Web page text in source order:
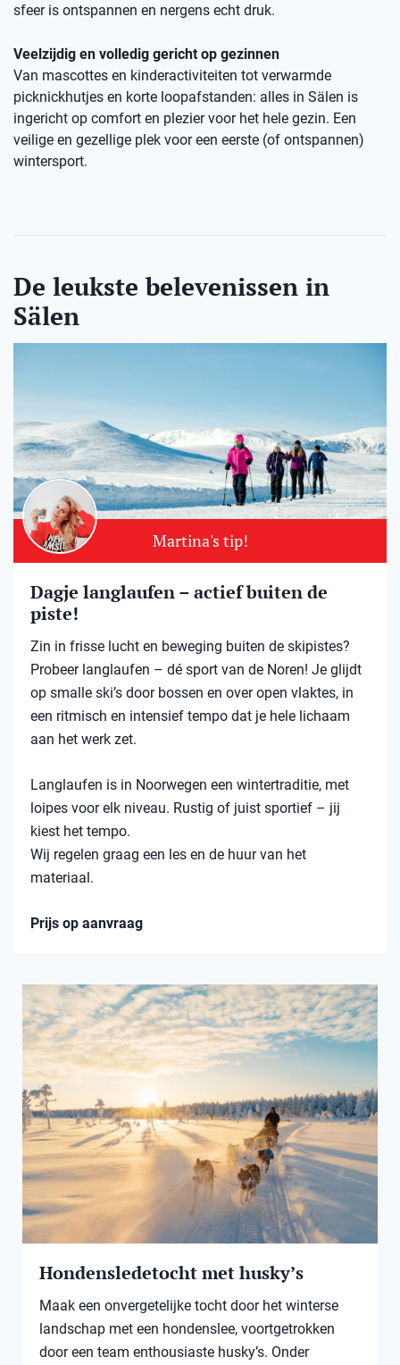
sfeer is ontspannen en nergens echt druk.
Veelzijdig en volledig gericht op gezinnen
Van mascottes en kinderactiviteiten tot verwarmde
picknickhutjes en korte loopafstanden: alles in Sälen is
ingericht op comfort en plezier voor het hele gezin. Een
veilige en gezellige plek voor een eerste (of ontspannen)
wintersport.
De leukste belevenissen in
Sälen
Martina's tip!
Dagje langlaufen – actief buiten de
piste!
Zin in frisse lucht en beweging buiten de skipistes?
Probeer langlaufen – dé sport van de Noren! Je glijdt
op smalle ski’s door bossen en over open vlaktes, in
een ritmisch en intensief tempo dat je hele lichaam
aan het werk zet.
Langlaufen is in Noorwegen een wintertraditie, met
loipes voor elk niveau. Rustig of juist sportief – jij
kiest het tempo.
Wij regelen graag een les en de huur van het
materiaal.
Prijs op aanvraag
Hondensledetocht met husky’s
Maak een onvergetelijke tocht door het winterse
landschap met een hondenslee, voortgetrokken
door een team enthousiaste husky’s. Onder